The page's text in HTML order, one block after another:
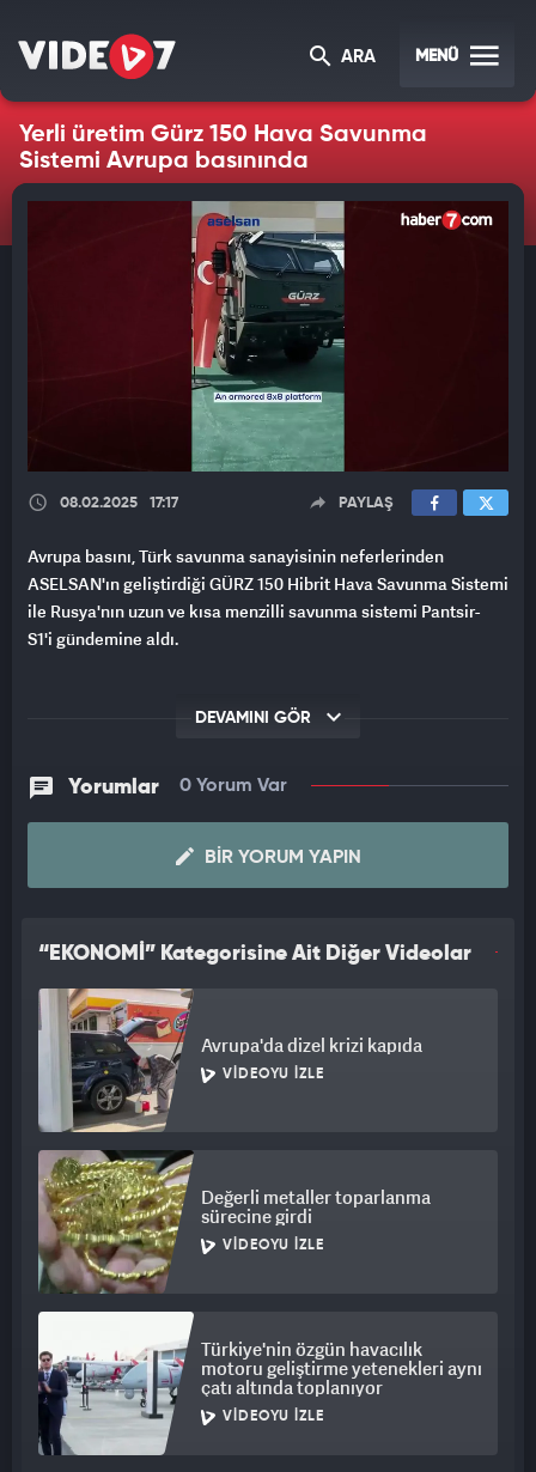
ARA MENÜ
Yerli üretim Gürz 150 Hava Savunma
Sistemi Avrupa basınında
08.02.2025 17:17 PAYLAŞ
Avrupa basını, Türk savunma sanayisinin neferlerinden
ASELSAN'ın geliştirdiği GÜRZ 150 Hibrit Hava Savunma Sistemi
ile Rusya'nın uzun ve kısa menzilli savunma sistemi Pantsir-
S1'i gündemine aldı.
DEVAMINI GÖR
Yorumlar 0 Yorum Var
BIR YORUM YAPIN
“EKONOMİ” Kategorisine Ait Diğer Videolar
Avrupa'da dizel krizi kapıda
VIDEOYU İZLE
Değerli metaller toparlanma
sürecine girdi
VIDEOYU İZLE
Türkiye'nin özgün havacılık
motoru geliştirme yetenekleri aynı
çatı altında toplanıyor
VIDEOYU İZLE